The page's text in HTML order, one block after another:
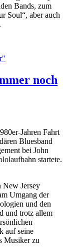
Bands, zum
Soul“, aber auch
noch
Jahren Fahrt
Bluesband
bei John
startete.
New Jersey
Umgang der
und den
und trotz allem
auf seine
Musiker zu